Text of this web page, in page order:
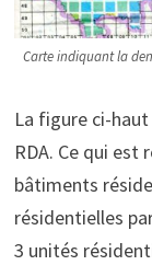
Carte indiquant la
La figure ci-
RDA. Ce qui
bâtiments
résidentielles
3 unités